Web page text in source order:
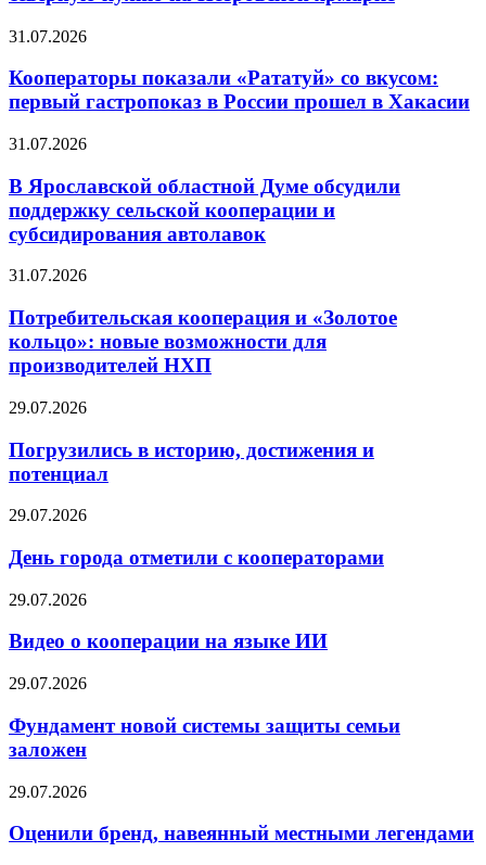
31.07.2026
Кооператоры показали «Рататуй» со вкусом:
первый гастропоказ в России прошел в Хакасии
31.07.2026
В Ярославской областной Думе обсудили
поддержку сельской кооперации и
субсидирования автолавок
31.07.2026
Потребительская кооперация и «Золотое
кольцо»: новые возможности для
производителей НХП
29.07.2026
Погрузились в историю, достижения и
потенциал
29.07.2026
День города отметили с кооператорами
29.07.2026
Видео о кооперации на языке ИИ
29.07.2026
Фундамент новой системы защиты семьи
заложен
29.07.2026
Оценили бренд, навеянный местными легендами